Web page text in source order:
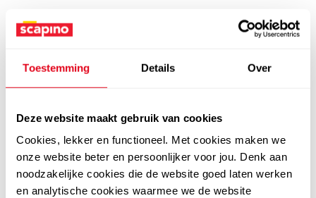
Toestemming Details Over
Deze website maakt gebruik van cookies
Cookies, lekker en functioneel. Met cookies maken we
onze website beter en persoonlijker voor jou. Denk aan
noodzakelijke cookies die de website goed laten werken
en analytische cookies waarmee we de website